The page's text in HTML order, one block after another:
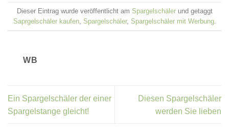
Dieser Eintrag wurde veröffentlicht am Spargelschälerund getaggt
Saprgelschäler kaufen, Spargelschäler, Spargelschäler mit Werbung.
WB
Ein Spargelschäler der einer
Spargelstange gleicht!
Diesen Spargelschäler
werden Sie lieben